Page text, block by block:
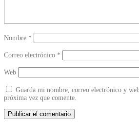
Nombre *
Correo electrónico *
Web
Guarda mi nombre, correo electrónico y
próxima vez que comente.